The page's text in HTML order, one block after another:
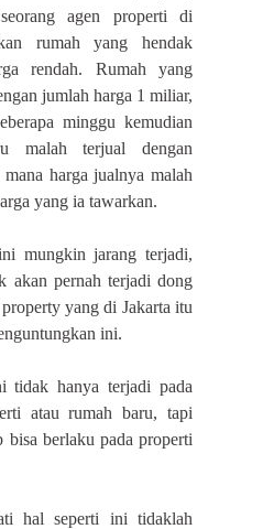
agen properti di
rumah yang hendak
rendah. Rumah yang
jumlah harga 1 miliar,
minggu kemudian
malah terjual dengan
harga jualnya malah
yang ia tawarkan.
mungkin jarang terjadi,
akan pernah terjadi dong
yang di Jakarta itu
ini.
tidak hanya terjadi pada
atau rumah baru, tapi
bisa berlaku pada properti
hal seperti ini tidaklah